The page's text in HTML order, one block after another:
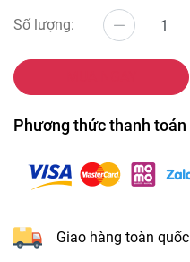
Số lượng:
Phương thức thanh toán
Giao hàng toàn quốc